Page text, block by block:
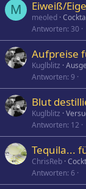
M Eiweiß/
meoled
Antworten 30
Aufpreise
Kuglblitz
Antworten 9
Blut
Kuglblitz
Antworten 12
Tequila...
ChrisReb
Antworten 6